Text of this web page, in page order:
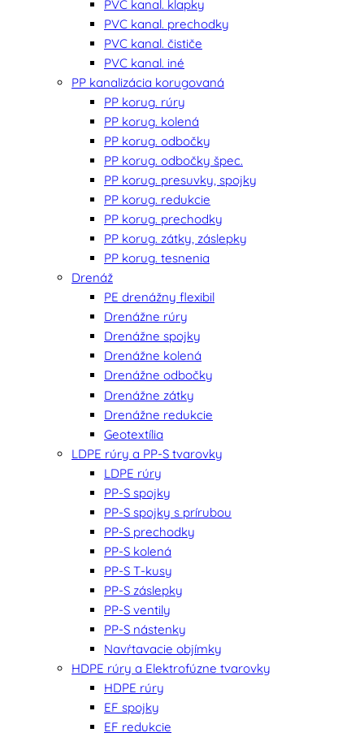
PVC kanal. klapky
PVC kanal. prechodky
PVC kanal. čističe
PVC kanal. iné
PP kanalizácia korugovaná
PP korug. rúry
PP korug. kolená
PP korug. odbočky
PP korug. odbočky špec.
PP korug. presuvky, spojky
PP korug. redukcie
PP korug. prechodky
PP korug. zátky, záslepky
PP korug. tesnenia
Drenáž
PE drenážny flexibil
Drenážne rúry
Drenážne spojky
Drenážne kolená
Drenážne odbočky
Drenážne zátky
Drenážne redukcie
Geotextília
LDPE rúry a PP-S tvarovky
LDPE rúry
PP-S spojky
PP-S spojky s prírubou
PP-S prechodky
PP-S kolená
PP-S T-kusy
PP-S záslepky
PP-S ventily
PP-S nástenky
Navŕtavacie objímky
HDPE rúry a Elektrofúzne tvarovky
HDPE rúry
EF spojky
EF redukcie